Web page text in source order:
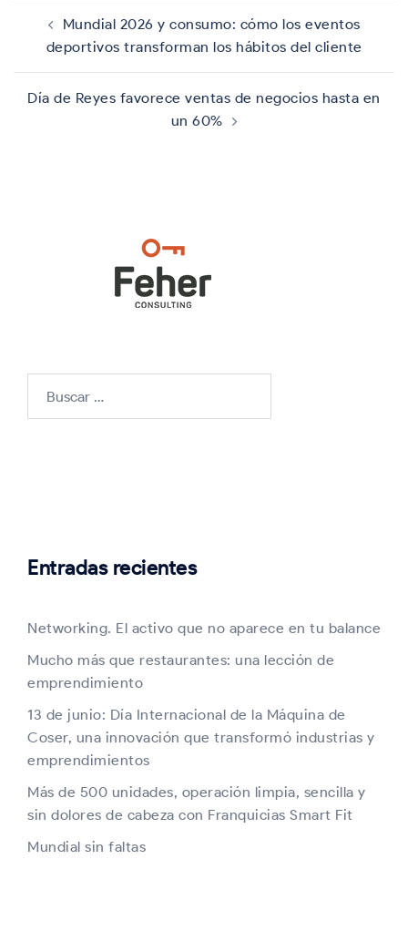
Navegación
entradas
Mundial 2026 y consumo: cómo los eventos
deportivos transforman los hábitos del cliente
Día de Reyes favorece ventas de negocios hasta en
un 60%
Entradas recientes
Networking. El activo que no aparece en tu balance
Mucho más que restaurantes: una lección de
emprendimiento
13 de junio: Día Internacional de la Máquina de
Coser, una innovación que transformó industrias y
emprendimientos
Más de 500 unidades, operación limpia, sencilla y
sin dolores de cabeza con Franquicias Smart Fit
Mundial sin faltas